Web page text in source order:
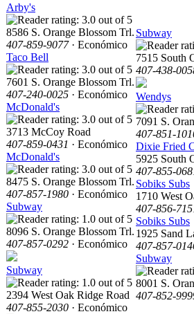
Arby's
8586 S. Orange Blossom Trl.
407-859-9077· Económico
Taco Bell
7601 S. Orange Blossom Trl.
407-240-0025 · Económico
McDonald's
3713 McCoy Road
407-859-0431 · Económico
McDonald's
8475 S. Orange Blossom Trl.
407-857-1980 · Económico
Subway
8096 S. Orange Blossom Trl.
407-857-0292 · Económico
Subway
2394 West Oak Ridge Road
407-855-2030 · Económico
Subway
7515 South
407-438-
Wendys
7091 S.
407-851-
Dixie Fried
5925 South
407-855-
Sobiks Subs
1710 West
407-856-
Sobiks Subs
1925 Sand
407-857-
Subway
8001 S.
407-852-